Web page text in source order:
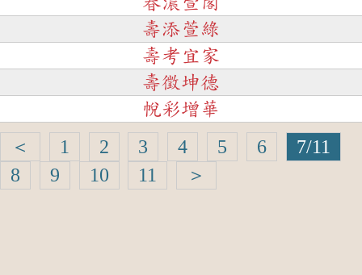
壽添萱綠
壽考宜家
壽徵坤德
帨彩增華
＜ 1 2 3 4 5 6
7/11
8
9 10 11 ＞